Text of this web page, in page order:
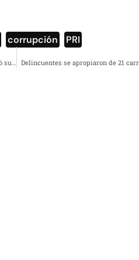
corrupción PRI
México había detenido a Lord Nazi, pero Rusia no aceptó su deportación Delincuentes se apropiaron de 21